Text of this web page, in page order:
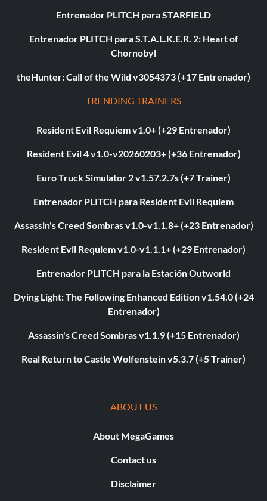
Entrenador PLITCH para STARFIELD
Entrenador PLITCH para S.T.A.L.K.E.R. 2: Heart of
Chornobyl
theHunter: Call of the Wild v3054373 (+17 Entrenador)
TRENDING TRAINERS
Resident Evil Requiem v1.0+ (+29 Entrenador)
Resident Evil 4 v1.0-v20260203+ (+36 Entrenador)
Euro Truck Simulator 2 v1.57.2.7s (+7 Trainer)
Entrenador PLITCH para Resident Evil Requiem
Assassin's Creed Sombras v1.0-v1.1.8+ (+23 Entrenador)
Resident Evil Requiem v1.0-v1.1.1+ (+29 Entrenador)
Entrenador PLITCH para la Estación Outworld
Dying Light: The Following Enhanced Edition v1.54.0 (+24
Entrenador)
Assassin's Creed Sombras v1.1.9 (+15 Entrenador)
Real Return to Castle Wolfenstein v5.3.7 (+5 Trainer)
ABOUT US
About MegaGames
Contact us
Disclaimer